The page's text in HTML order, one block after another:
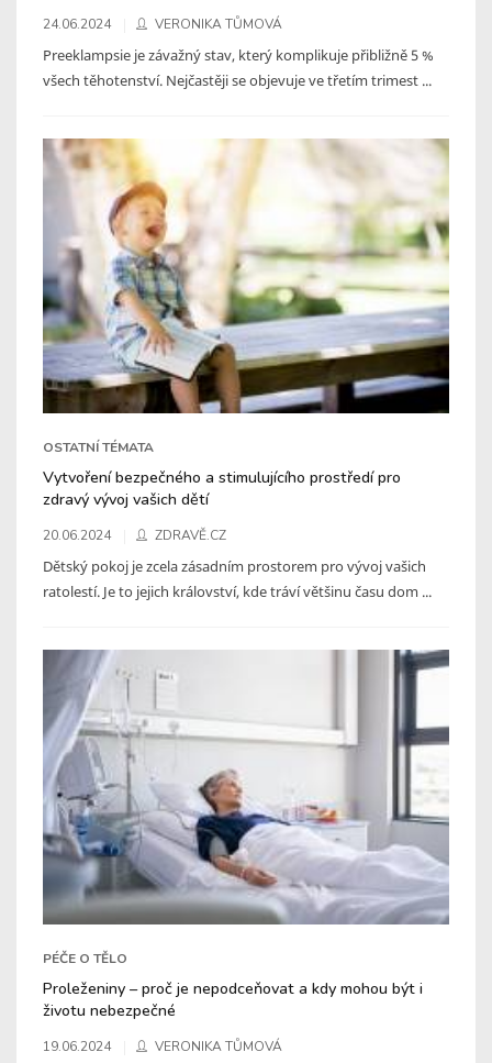
24.06.2024 VERONIKA TŮMOVÁ
Preeklampsie je závažný stav, který komplikuje přibližně 5 %
všech těhotenství. Nejčastěji se objevuje ve třetím trimest ...
OSTATNÍ TÉMATA
Vytvoření bezpečného a stimulujícího prostředí pro
zdravý vývoj vašich dětí
20.06.2024 ZDRAVĚ.CZ
Dětský pokoj je zcela zásadním prostorem pro vývoj vašich
ratolestí. Je to jejich království, kde tráví většinu času dom ...
PÉČE O TĚLO
Proleženiny – proč je nepodceňovat a kdy mohou být i
životu nebezpečné
19.06.2024 VERONIKA TŮMOVÁ